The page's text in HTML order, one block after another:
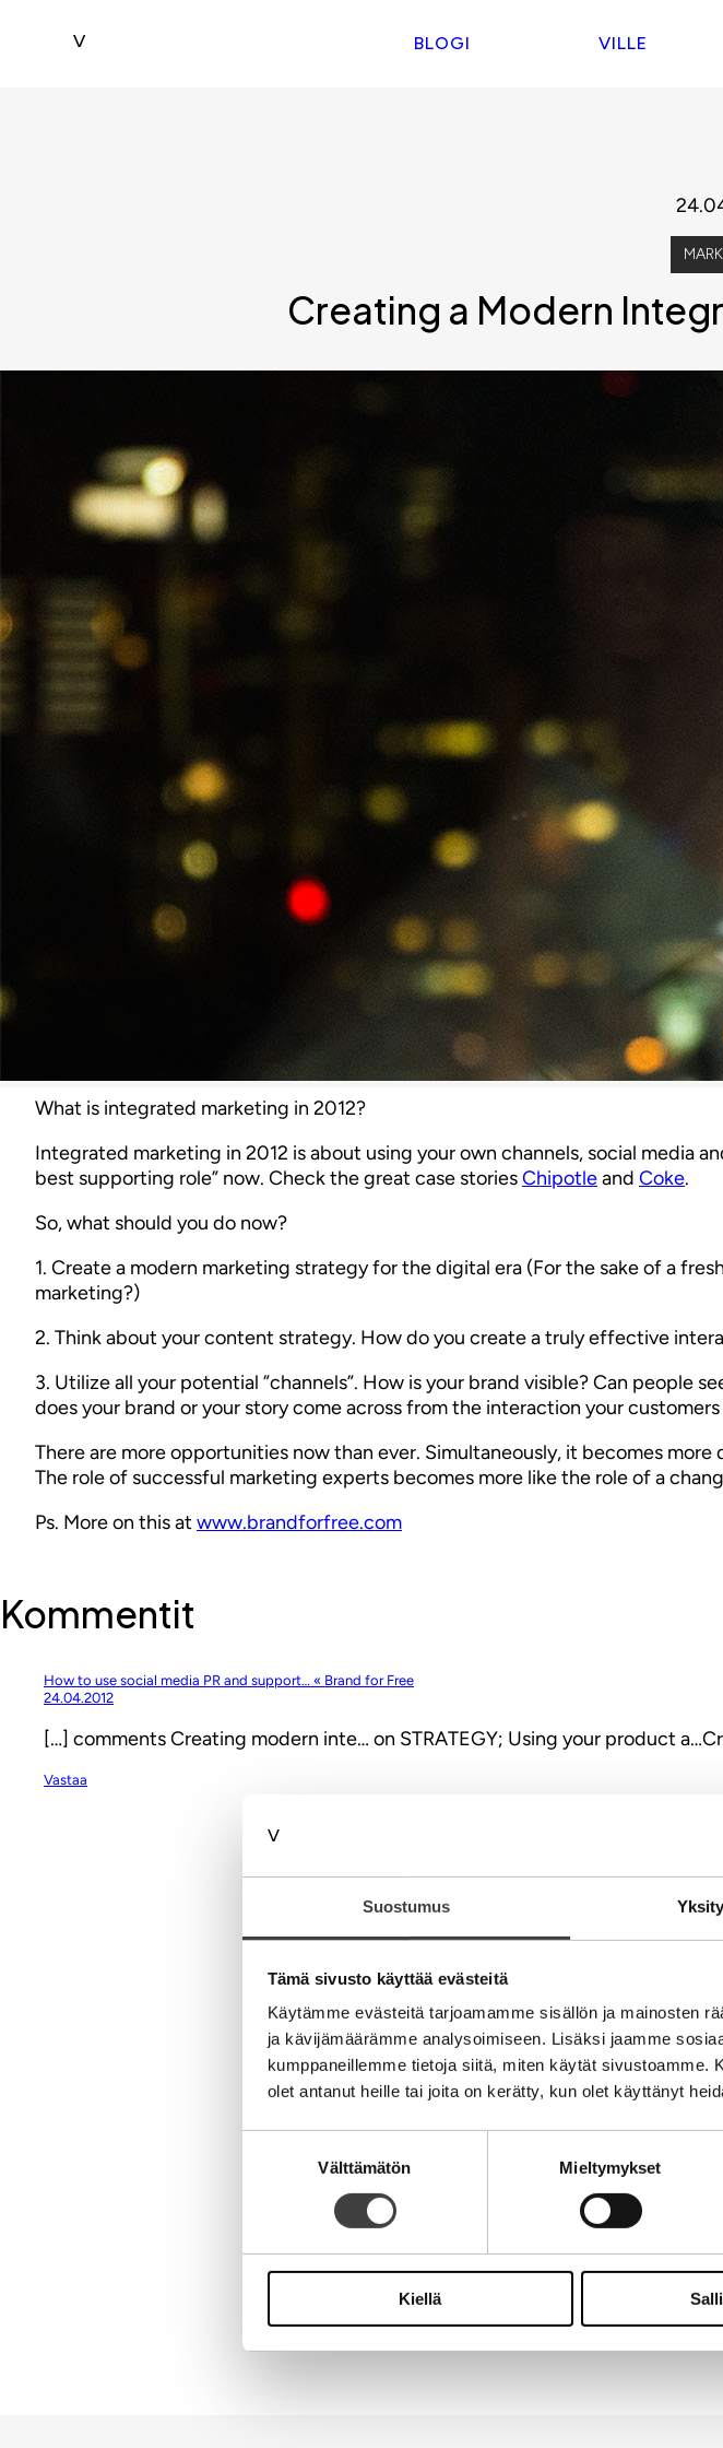
Suostumus
Tämä sivusto käyttää evästeitä
Käytämme evästeitä tarjoamamme sisällön ja mainosten
ja kävijämäärämme analysoimiseen. Lisäksi jaamme
kumppaneillemme tietoja siitä, miten käytät sivustoamme.
olet antanut heille tai joita on kerätty, kun olet käyttänyt
Välttämätön Mieltymykset
Kiellä
BLOGI VILLE
Creating a Modern
What is integrated marketing in 2012?
Integrated marketing in 2012 is about using your own channels, social media
best supporting role” now. Check the great case storiesChipotleand Coke.
So, what should you do now?
1. Create a modern marketing strategy for the digital era (For the sake of a
marketing?)
2. Think about your content strategy. How do you create a truly effective
3. Utilize all your potential ”channels”. How is your brand visible? Can
does your brand or your story come across from the interaction your
There are more opportunities now than ever. Simultaneously, it becomes
The role of successful marketing experts becomes more like the role of a
Ps. More on this at www.brandforfree.com
Kommentit
How to use social media PR and support… « Brand for Free
24.04.2012
[…] comments Creating modern inte… on STRATEGY; Using your product
Vastaa
Kirjoita kommentti
Nimi
Sähköpostiosoite
Alternative: